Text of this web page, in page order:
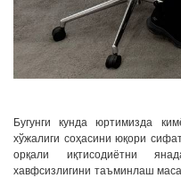
Бугунги кунда юртимизда
хўжалиги соҳасини юқори
орқали иқтисодиётни
хавфсизлигини таъминлаш